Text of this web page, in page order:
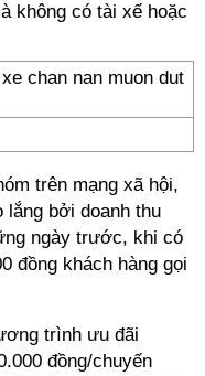
không có tài xế hoặc
trên mạng xã hội,
lắng bởi doanh thu
ngày trước, khi có
đồng khách hàng gọi
trình ưu đãi
đồng/chuyến